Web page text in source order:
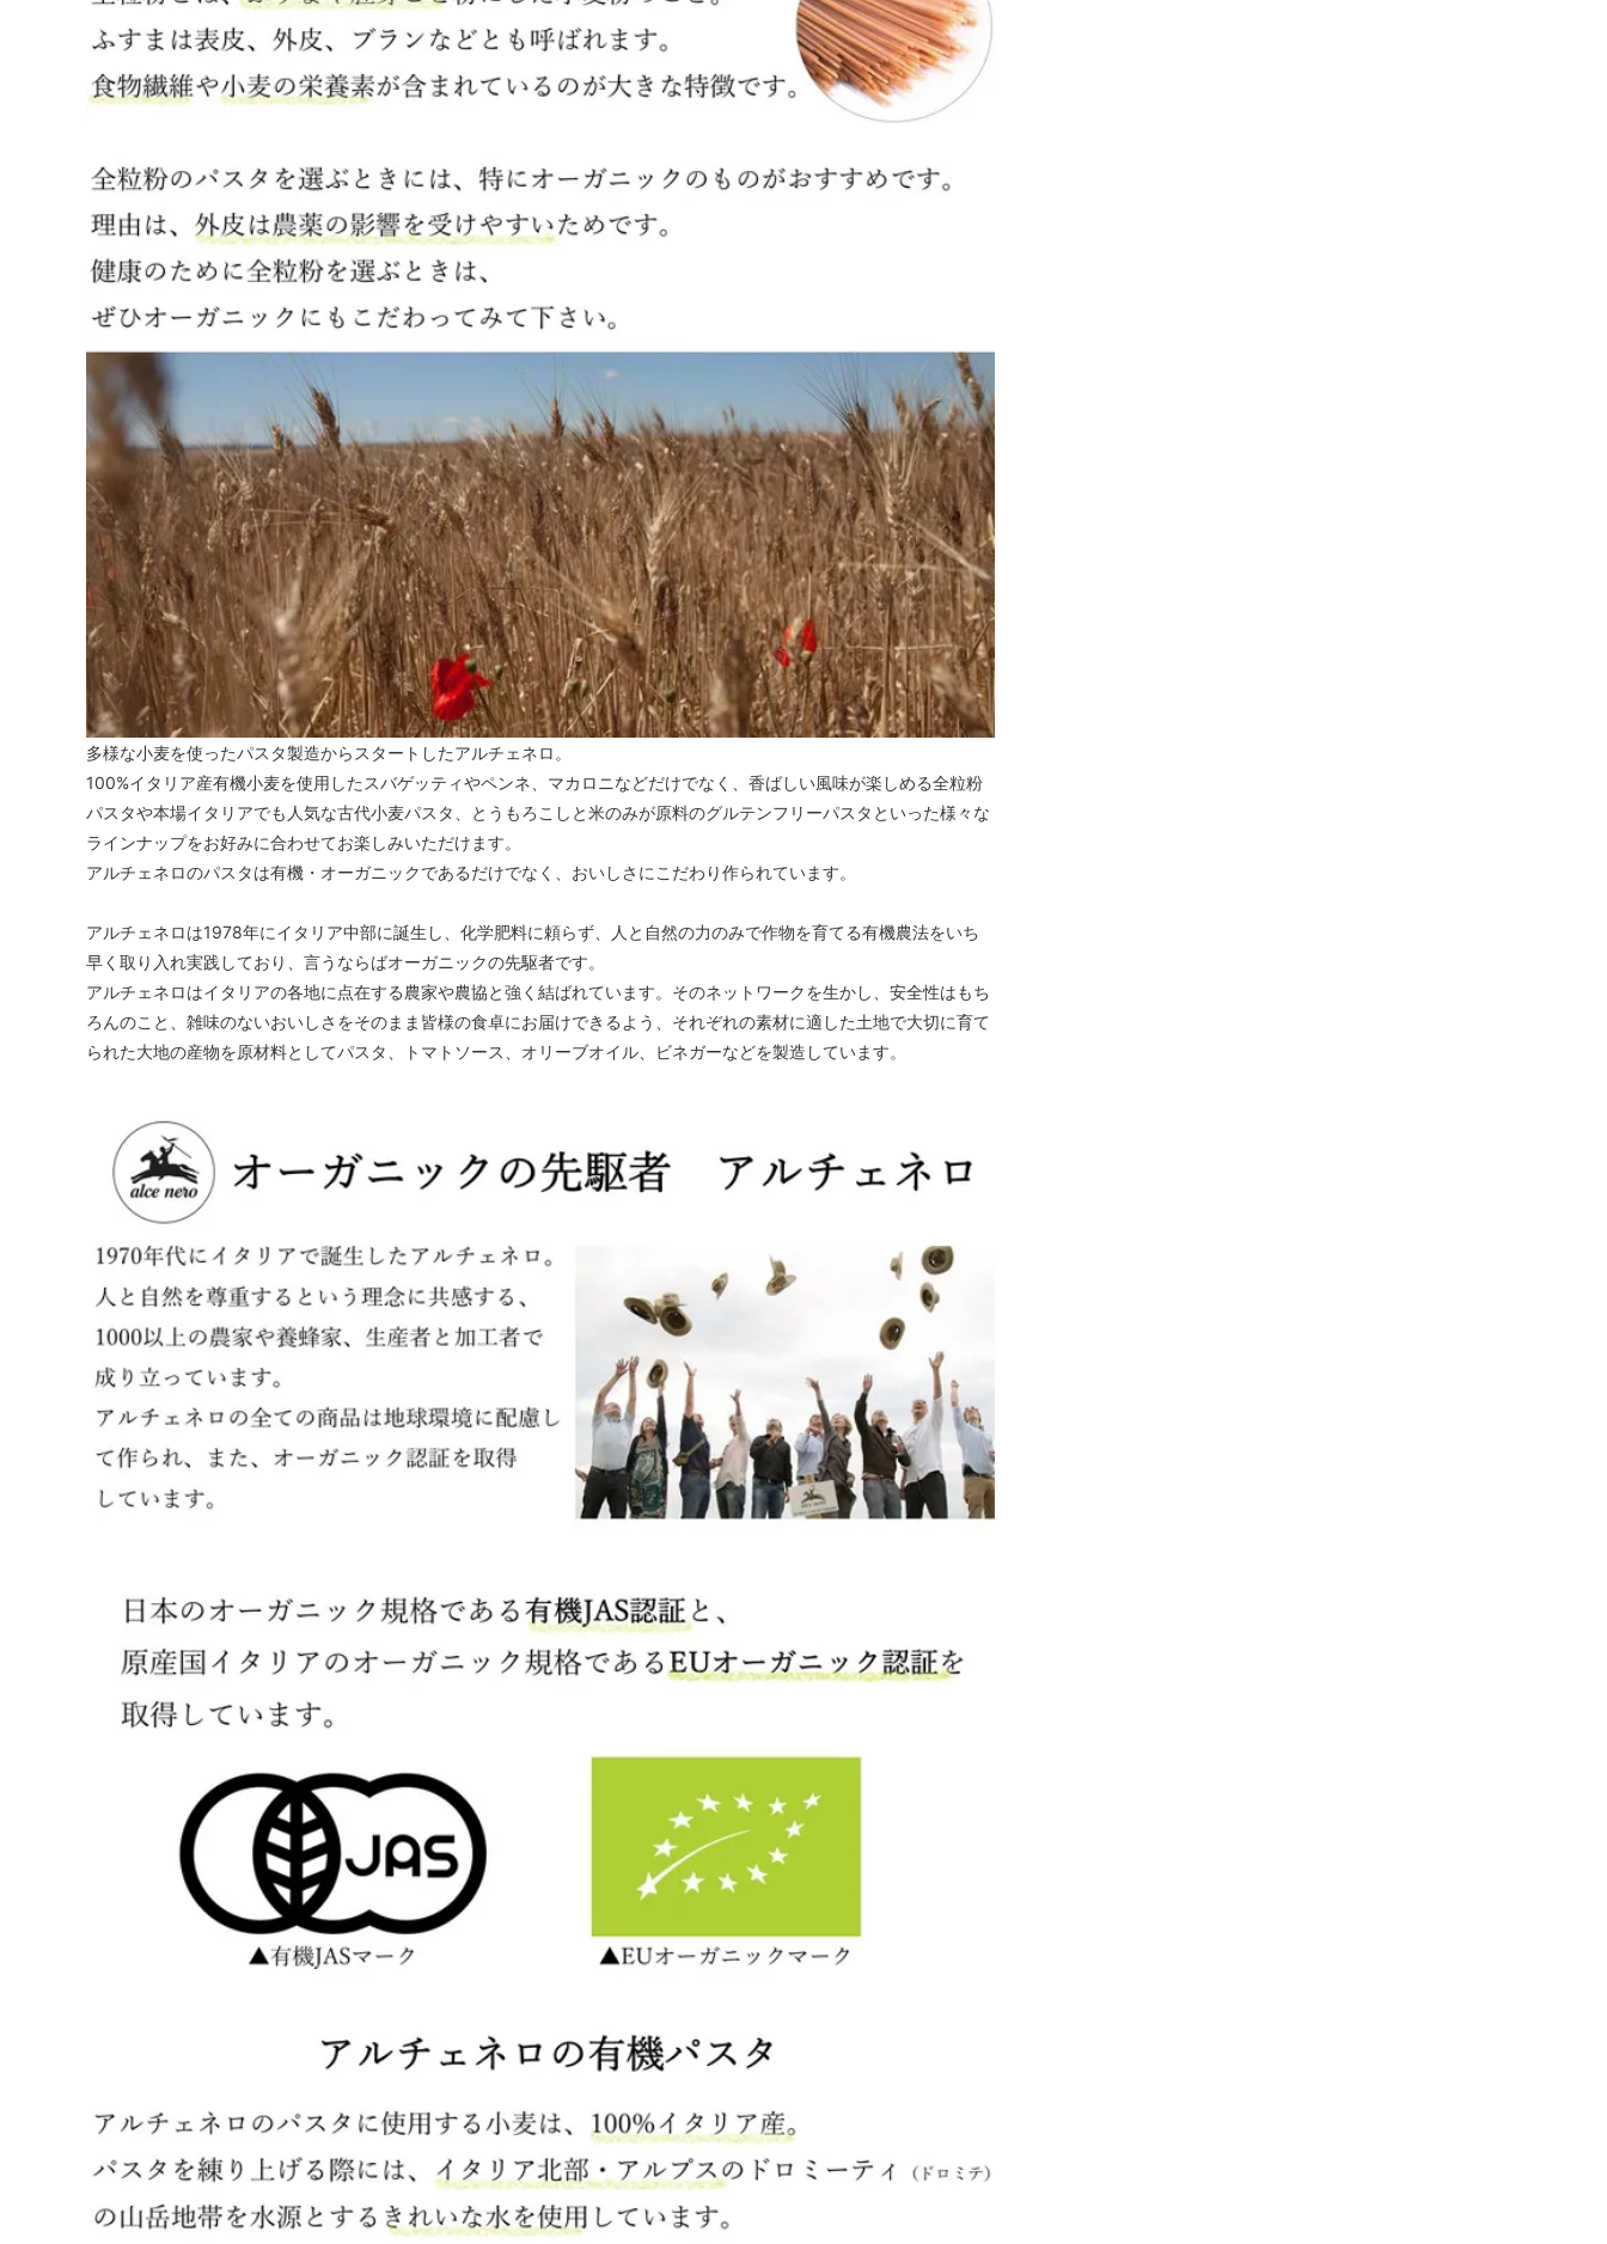
多様な小麦を使ったパスタ製造からスタートしたアルチェネロ。
100%イタリア産有機小麦を使用したスバゲッティやペンネ、マカロニなどだけでなく、香ばしい風味が楽しめる全粒粉
パスタや本場イタリアでも人気な古代小麦パスタ、とうもろこしと米のみが原料のグルテンフリーパスタといった様々な
ラインナップをお好みに合わせてお楽しみいただけます。
アルチェネロのパスタは有機・オーガニックであるだけでなく、おいしさにこだわり作られています。
アルチェネロは1978年にイタリア中部に誕生し、化学肥料に頼らず、人と自然の力のみで作物を育てる有機農法をいち
早く取り入れ実践しており、言うならばオーガニックの先駆者です。
アルチェネロはイタリアの各地に点在する農家や農協と強く結ばれています。そのネットワークを生かし、安全性はもち
ろんのこと、雑味のないおいしさをそのまま皆様の食卓にお届けできるよう、それぞれの素材に適した土地で大切に育て
られた大地の産物を原材料としてパスタ、トマトソース、オリーブオイル、ビネガーなどを製造しています。